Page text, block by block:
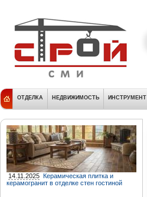
ОТДЕЛКА НЕДВИЖИМОСТЬ ИНСТРУМЕНТ
14.11.2025 Керамическая плитка и
керамогранит в отделке стен гостиной